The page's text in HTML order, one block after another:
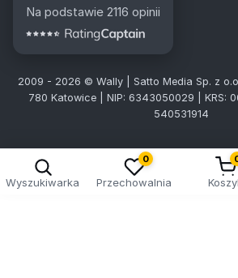
Na podstawie 2116 opinii
2009 - 2026 © Wally | Satto Media Sp. z
780 Katowice | NIP: 6343050029 | KRS:
540531914
Wyszukiwarka
0
Przechowalnia